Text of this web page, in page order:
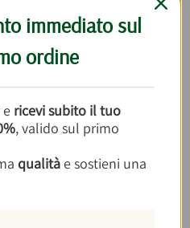
mantenere in luogo
fino a 2 giorni
e genuino è realizzato da
nel sociale e
etica e sostenibile,
alla mafia. Attraverso
immediato sul
ordine
ricevi subito il tuo
, valido sul primo
qualità e sostieni una